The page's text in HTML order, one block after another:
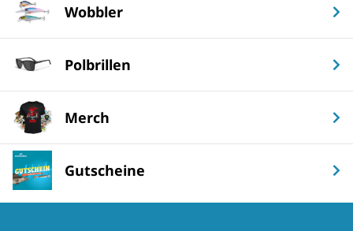
Wobbler
Polbrillen
Merch
Gutscheine